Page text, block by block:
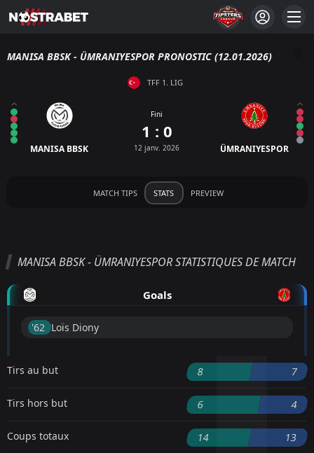
MANISA BBSK - ÜMRANIYESPOR PRONOSTIC (12.01.2026)
TFF 1. LIG
MANISA BBSK
Fini
1 : 0
12 janv. 2026 ÜMRANIYESPOR
MATCH TIPS STATS PREVIEW
MANISA BBSK - ÜMRANIYESPOR STATISTIQUES DE MATCH
Goals
'62 ︎ Loïs Diony
Tirs au but 8 7
Tirs hors but 6 4
Coups totaux 14 13